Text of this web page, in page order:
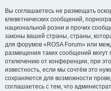
Вы соглашаетесь не размещать
клеветнических сообщений,
национальной розни и прочих
законы вашей страны, страны,
для форумов «ROSA Forum» или
размещения таких сообщений
отключению от конференции, при
известность, если мы сочтём это
сохраняются для возможности
соглашаетесь с тем, что